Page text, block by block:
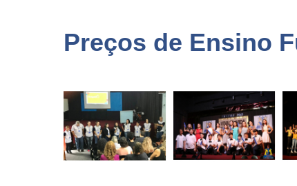
Preços de Ensino